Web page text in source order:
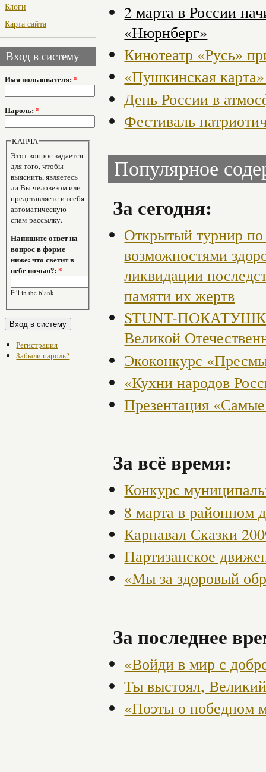
Блоги
Карта сайта
Вход в систему
Имя пользователя: *
Пароль: *
КАПЧА
Этот вопрос задается
для того, чтобы
выяснить, являетесь
ли Вы человеком или
представляете из себя
автоматическую
спам-рассылку.
Напишите ответ на
вопрос в форме
ниже: что светит в
небе ночью?:*
Fill in the blank
Регистрация
Забыли пароль?
2 марта в России
«Нюрнберг»
Кинотеатр «Русь»
«Пушкинская
День России в
Фестиваль
Популярное
За сегодня:
Открытый турнир
возможностями
ликвидации
памяти их жертв
STUNT-
Великой
Экоконкурс
«Кухни народов
Презентация
За всё время:
Конкурс
8 марта в районном
Карнавал Сказки
Партизанское
«Мы за здоровый
За последнее
«Войди в мир с
Ты выстоял,
«Поэты о победном